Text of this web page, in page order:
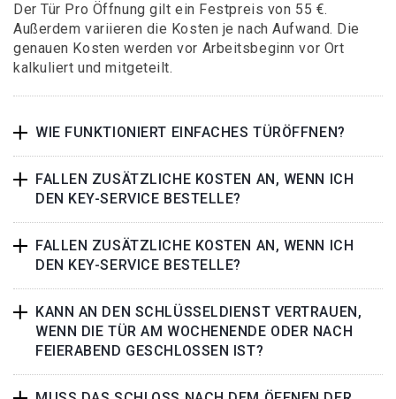
Der Tür Pro Öffnung gilt ein Festpreis von 55 €.
Außerdem variieren die Kosten je nach Aufwand. Die
genauen Kosten werden vor Arbeitsbeginn vor Ort
kalkuliert und mitgeteilt.
WIE FUNKTIONIERT EINFACHES TÜRÖFFNEN?
FALLEN ZUSÄTZLICHE KOSTEN AN, WENN ICH
DEN KEY-SERVICE BESTELLE?
FALLEN ZUSÄTZLICHE KOSTEN AN, WENN ICH
DEN KEY-SERVICE BESTELLE?
KANN AN DEN SCHLÜSSELDIENST VERTRAUEN,
WENN DIE TÜR AM WOCHENENDE ODER NACH
FEIERABEND GESCHLOSSEN IST?